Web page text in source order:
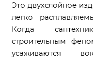
Это двухслойное
легко
Когда
строительным
усаживаются